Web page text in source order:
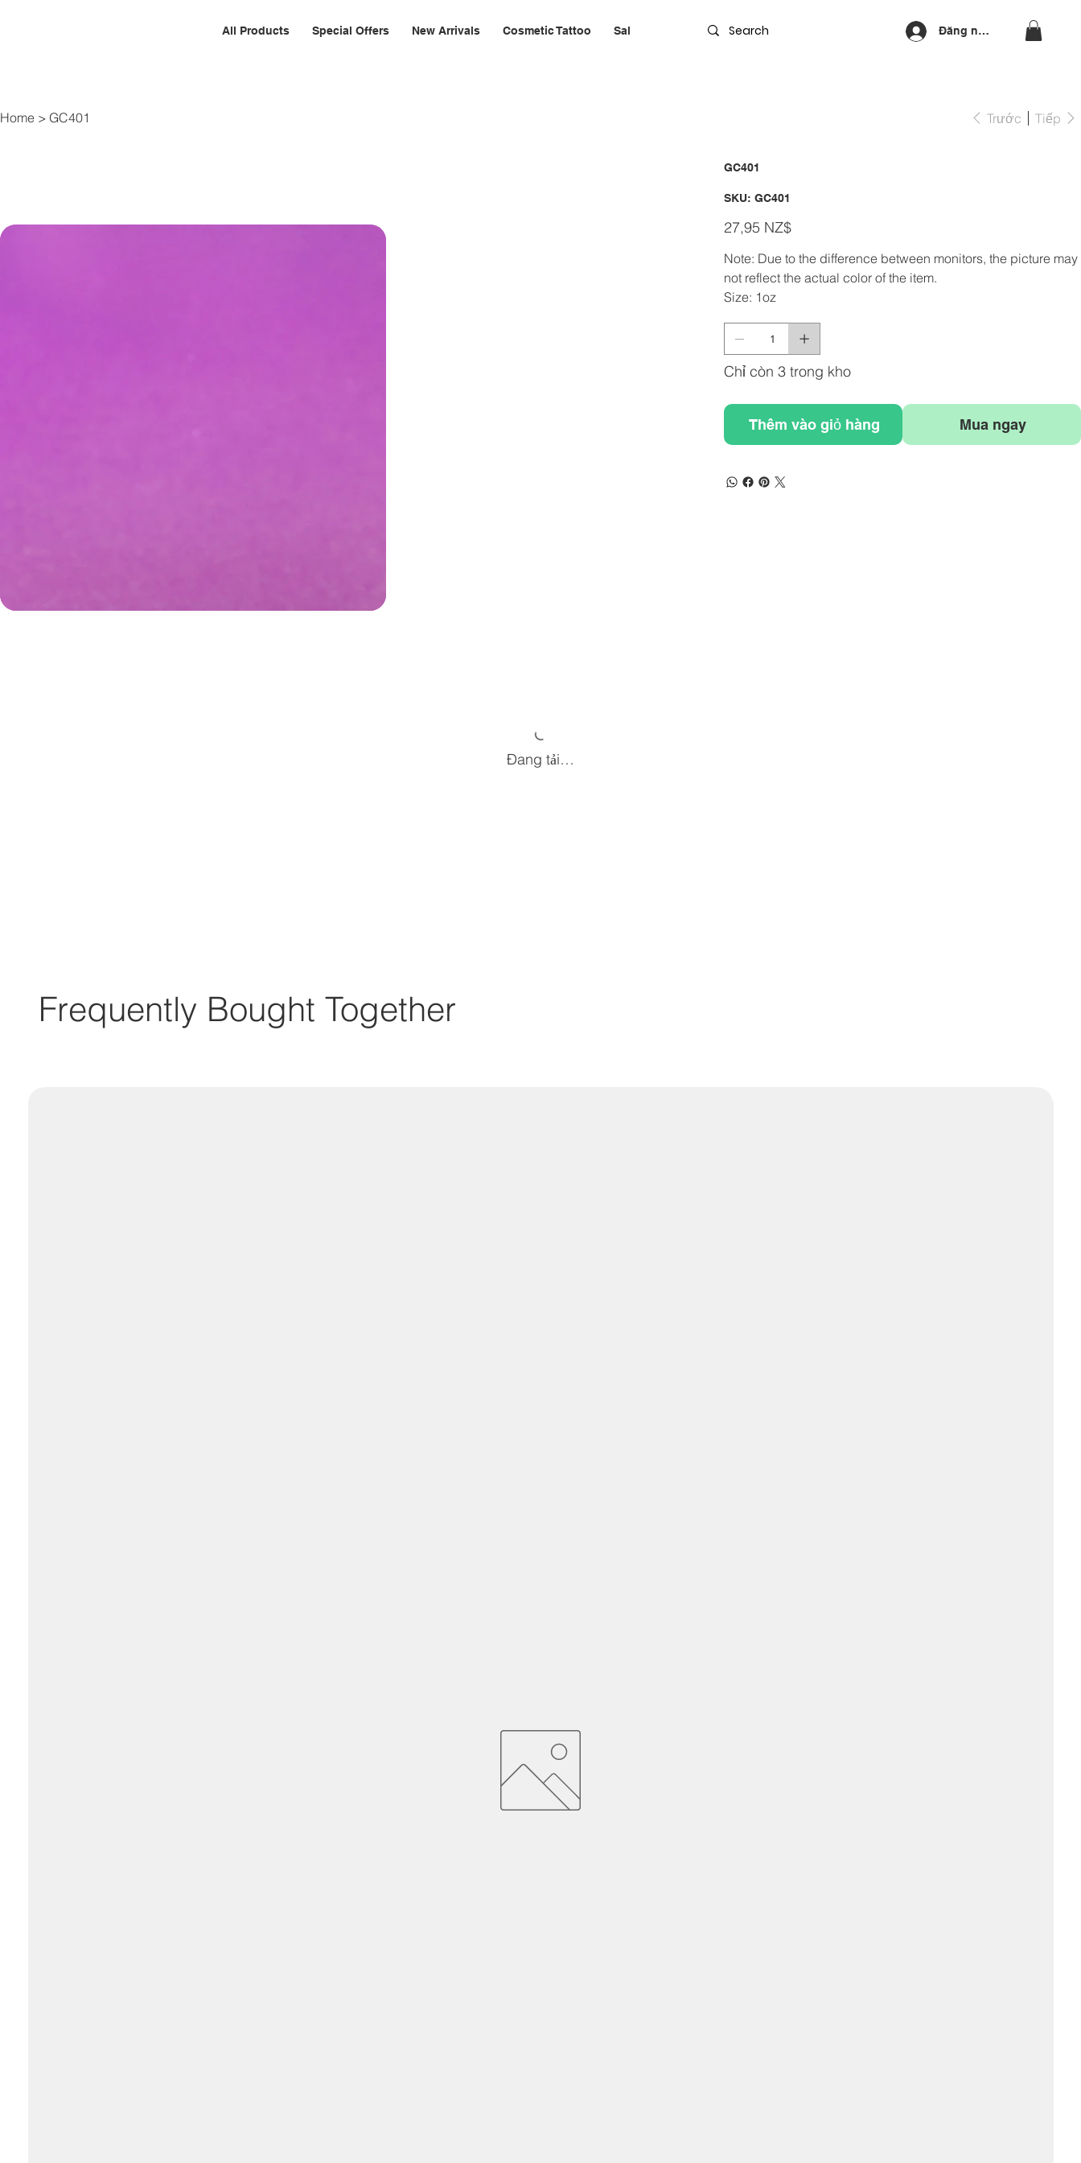
All Products Special Offers New Arrivals Cosmetic Tattoo Salon Furniture & Equipment Nails Waxing Training
Đăng nhập
Home > GC401 Trước Tiếp
GC401
SKU: SKU
GC401
GC401
Giá
27,95 NZ$
Note: Due to the difference between monitors, the picture may
not reflect the actual color of the item.
Size: 1oz
Chỉ còn 3 trong kho
Thêm vào giỏ hàng Mua ngay
Đang tải…
Frequently Bought Together